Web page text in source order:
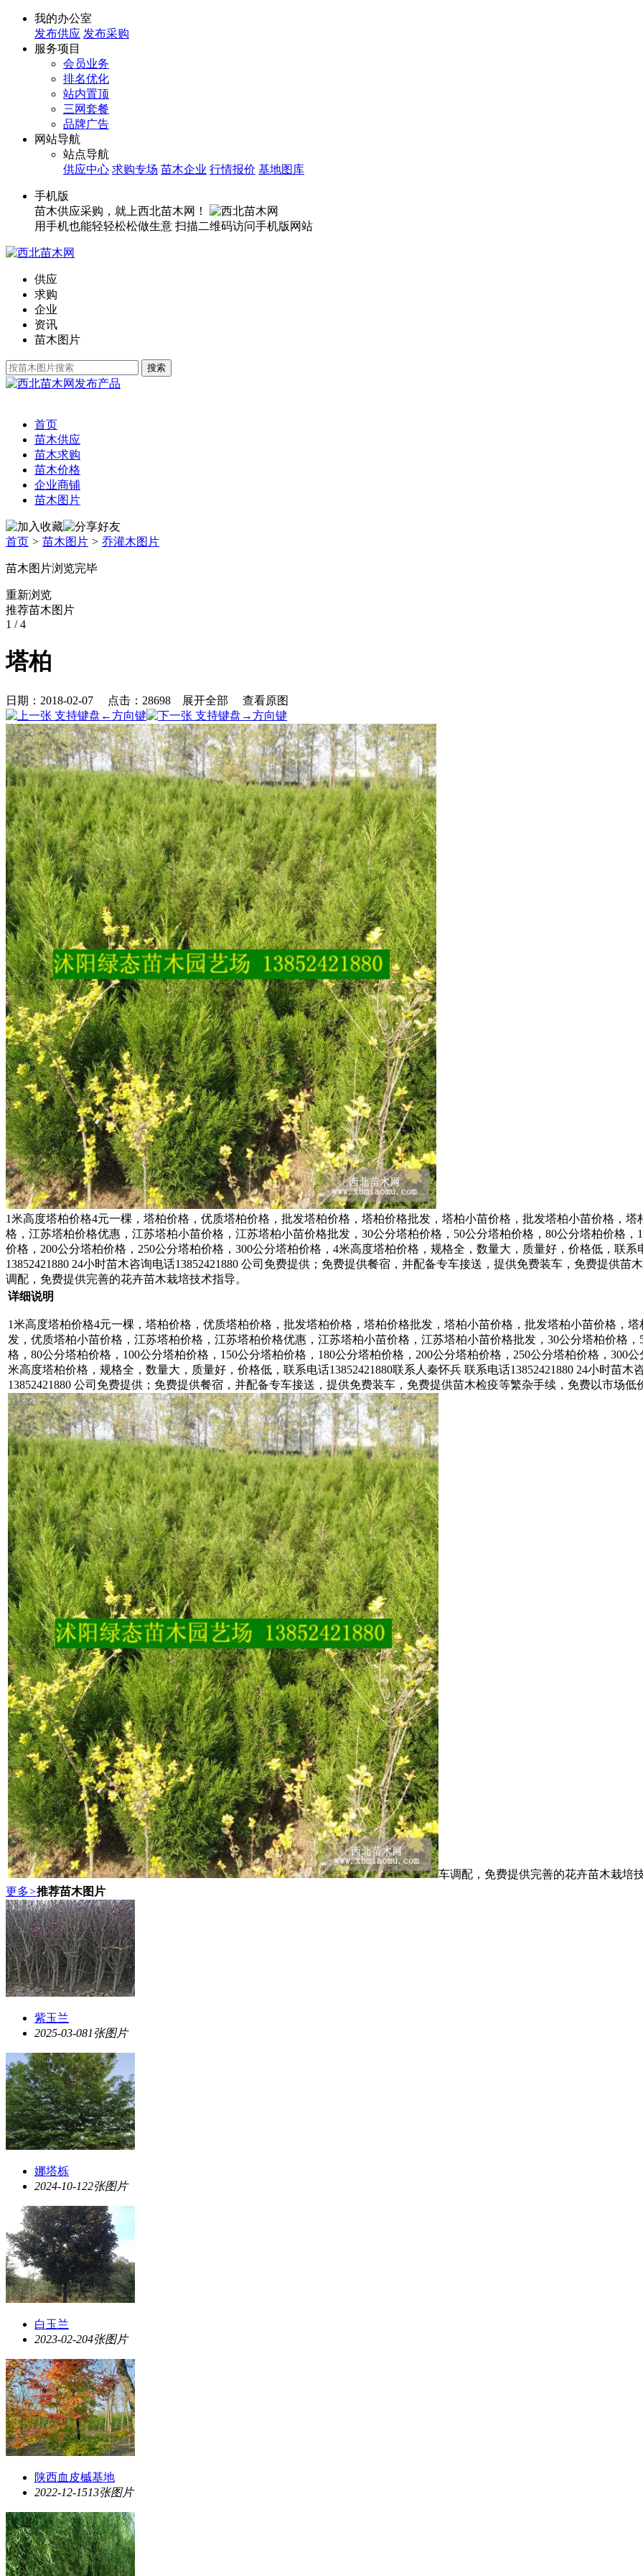
我的办公室
发布供应 发布采购
服务项目
会员业务
排名优化
站内置顶
三网套餐
品牌广告
网站导航
站点导航
供应中心 求购专场 苗木企业 行情报价 基地图库
手机版
苗木供应采购，就上西北苗木网！
用手机也能轻轻松松做生意 扫描二维码访问手机版网站
供应
求购
企业
资讯
苗木图片
发布产品
首页
苗木供应
苗木求购
苗木价格
企业商铺
苗木图片
首页 > 苗木图片 > 乔灌木图片
苗木图片浏览完毕
重新浏览
推荐苗木图片
1 / 4
塔柏
日期：2018-02-07 点击： 28698 展开全部 查看原图
1米高度塔柏价格4元一棵，塔柏价格，优质塔柏价格，批发塔柏价格，塔柏价格批发，塔柏小苗价格，批发塔柏小苗价格，
格，江苏塔柏价格优惠，江苏塔柏小苗价格，江苏塔柏小苗价格批发，30公分塔柏价格，50公分塔柏价格，80公分塔柏价格，
价格，200公分塔柏价格，250公分塔柏价格，300公分塔柏价格，4米高度塔柏价格，规格全，数量大，质量好，价格低，联系
13852421880 24小时苗木咨询电话13852421880 公司免费提供；免费提供餐宿，并配备专车接送，提供免费装车，免费提供
调配，免费提供完善的花卉苗木栽培技术指导。
详细说明
1米高度塔柏价格4元一棵，塔柏价格，优质塔柏价格，批发塔柏价格，塔柏价格批发，塔柏小苗价格，批发塔柏小苗价格，
发，优质塔柏小苗价格，江苏塔柏价格，江苏塔柏价格优惠，江苏塔柏小苗价格，江苏塔柏小苗价格批发，30公分塔柏价格，
格，80公分塔柏价格，100公分塔柏价格，150公分塔柏价格，180公分塔柏价格，200公分塔柏价格，250公分塔柏价格，300
米高度塔柏价格，规格全，数量大，质量好，价格低，联系电话13852421880联系人秦怀兵 联系电话13852421880 24小时苗木
13852421880 公司免费提供；免费提供餐宿，并配备专车接送，提供免费装车，免费提供苗木检疫等繁杂手续，免费以市场低
车调配，免费提供完善的花卉苗木栽培
更多>推荐苗木图片
紫玉兰
2025-03-081张图片
娜塔栎
2024-10-122张图片
白玉兰
2023-02-204张图片
陕西血皮槭基地
2022-12-1513张图片